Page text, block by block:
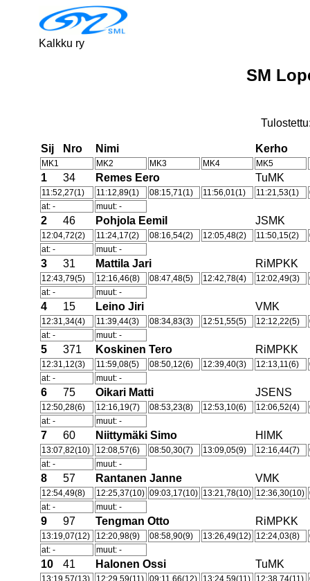
Kalkku ry
SM
Sij Nro Nimi Kerho
MK1 MK2 MK3 MK4 MK5
1 34 Remes Eero TuMK
11:52,27(1) 11:12,89(1) 08:15,71(1) 11:56,01(1) 11:21,53(1)
at: -
muut: -
2 46 Pohjola Eemil JSMK
12:04,72(2) 11:24,17(2) 08:16,54(2) 12:05,48(2) 11:50,15(2)
at: -
muut: -
3 31 Mattila Jari RiMPKK
12:43,79(5) 12:16,46(8) 08:47,48(5) 12:42,78(4) 12:02,49(3)
at: -
muut: -
4 15 Leino Jiri VMK
12:31,34(4) 11:39,44(3) 08:34,83(3) 12:51,55(5) 12:12,22(5)
at: -
muut: -
5 371 Koskinen Tero RiMPKK
12:31,12(3) 11:59,08(5) 08:50,12(6) 12:39,40(3) 12:13,11(6)
at: -
muut: -
6 75 Oikari Matti JSENS
12:50,28(6) 12:16,19(7) 08:53,23(8) 12:53,10(6) 12:06,52(4)
at: -
muut: -
7 60 Niittymäki Simo HlMK
13:07,82(10) 12:08,57(6) 08:50,30(7) 13:09,05(9) 12:16,44(7)
at: -
muut: -
8 57 Rantanen Janne VMK
12:54,49(8) 12:25,37(10) 09:03,17(10) 13:21,78(10) 12:36,30(10)
at: -
muut: -
9 97 Tengman Otto RiMPKK
13:19,07(12) 12:20,98(9) 08:58,90(9) 13:26,49(12) 12:24,03(8)
at: -
muut: -
10 41 Halonen Ossi TuMK
13:19,57(13) 12:29,59(11) 09:11,66(12) 13:24,59(11) 12:38,74(11)